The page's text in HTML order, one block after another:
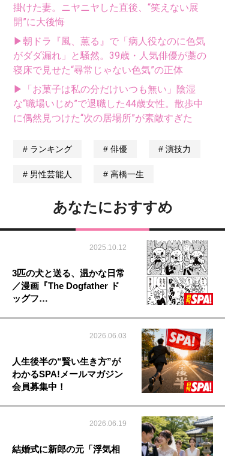
掛けた妻。ニヤニヤした直後、“笑えない展
開”に大後悔
▶朝ドラ『風、薫る』で「病人役なのに色気
がダダ漏れ」と騒然。39歳・人気俳優が藁の
寝床で見せた“尋常じゃない色気”の正体
▶「お菓子は私の分だけいつも無い」陰湿
な“職場いじめ”で退職した44歳女性。散歩中
に偶然見つけた“次の居場所”が素敵すぎた
ランキング 俳優 演技力
男性芸能人 高橋一生
あなたにおすすめ
2025.10.12
3匹の犬と送る、温かな日常
／漫画『The Dogfather ド
ッグフ…
2026.06.03
人生後半の“賢い生き方”が
わかるSPA!メールマガジン
会員募集中！
2026.06.19
結婚式に新郎の元「浮気相